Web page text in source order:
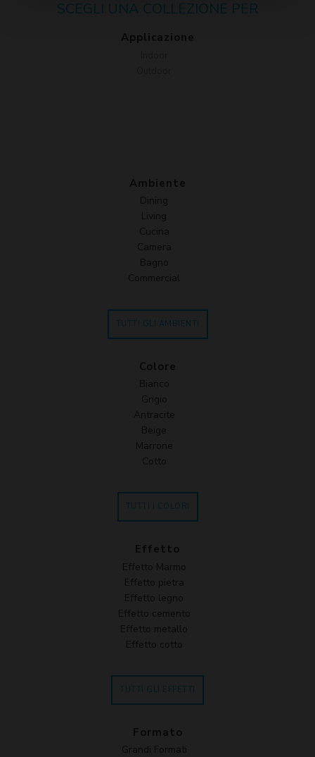
SCEGLI UNA COLLEZIONE PER
Applicazione
Ambiente
Dining
Living
Cucina
Camera
Bagno
Commercial
TUTTI GLI AMBIENTI
Colore
Bianco
Grigio
Antracite
Beige
Marrone
Cotto
TUTTI I COLORI
Effetto
Effetto Marmo
Effetto pietra
Effetto legno
Effetto cemento
Effetto metallo
Effetto cotto
TUTTI GLI EFFETTI
Formato
Grandi Formati